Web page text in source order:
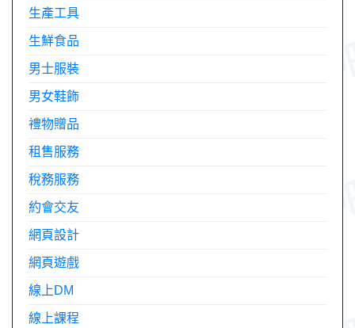
生產工具
生鮮食品
男士服裝
男女鞋飾
禮物贈品
租售服務
稅務服務
約會交友
網頁設計
網頁遊戲
線上DM
線上課程